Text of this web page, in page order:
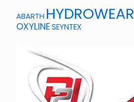
ABARTH HYDROWEAR
OXYLINESEYNTEX